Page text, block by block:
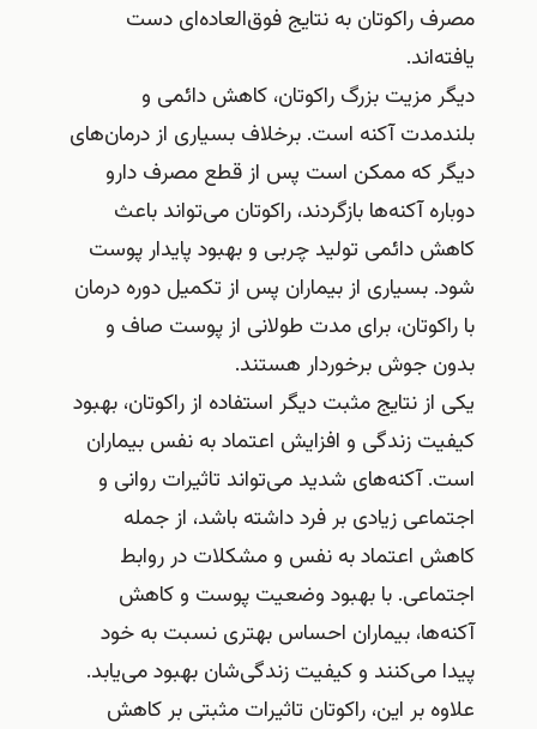
مصرف راکوتان به نتایج فوق‌العاده‌ای دست
یافته‌اند.
دیگر مزیت بزرگ راکوتان، کاهش دائمی و
بلندمدت آکنه است. برخلاف بسیاری از درمان‌های
دیگر که ممکن است پس از قطع مصرف دارو
دوباره آکنه‌ها بازگردند، راکوتان می‌تواند باعث
کاهش دائمی تولید چربی و بهبود پایدار پوست
شود. بسیاری از بیماران پس از تکمیل دوره درمان
با راکوتان، برای مدت طولانی از پوست صاف و
بدون جوش برخوردار هستند.
یکی از نتایج مثبت دیگر استفاده از راکوتان، بهبود
کیفیت زندگی و افزایش اعتماد به نفس بیماران
است. آکنه‌های شدید می‌تواند تاثیرات روانی و
اجتماعی زیادی بر فرد داشته باشد، از جمله
کاهش اعتماد به نفس و مشکلات در روابط
اجتماعی. با بهبود وضعیت پوست و کاهش
آکنه‌ها، بیماران احساس بهتری نسبت به خود
پیدا می‌کنند و کیفیت زندگی‌شان بهبود می‌یابد.
علاوه بر این، راکوتان تاثیرات مثبتی بر کاهش